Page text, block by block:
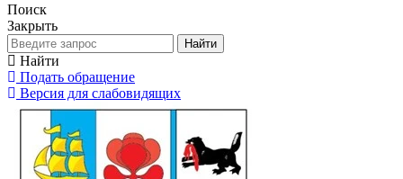
Поиск
Закрыть
Найти
Найти
Подать обращение
Версия для слабовидящих